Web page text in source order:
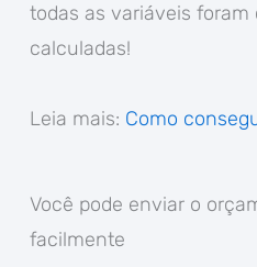
todas as variáveis foram
calculadas!
Leia mais: Como
Você pode enviar o
facilmente